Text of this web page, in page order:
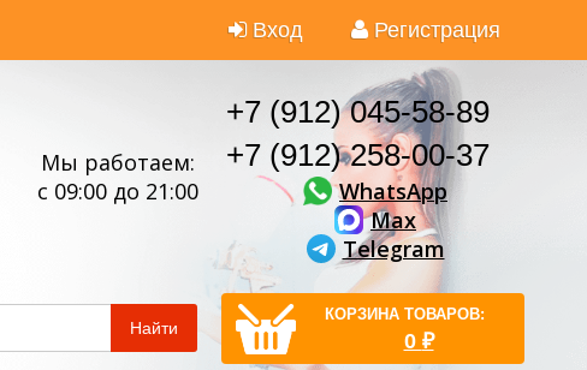
Вход Регистрация
Мы работаем:
с 09:00 до 21:00
+7 (912) 045-58-89
+7 (912) 258-00-37
WhatsApp
Max
Telegram
Найти
КОРЗИНА ТОВАРОВ:
0 ₽